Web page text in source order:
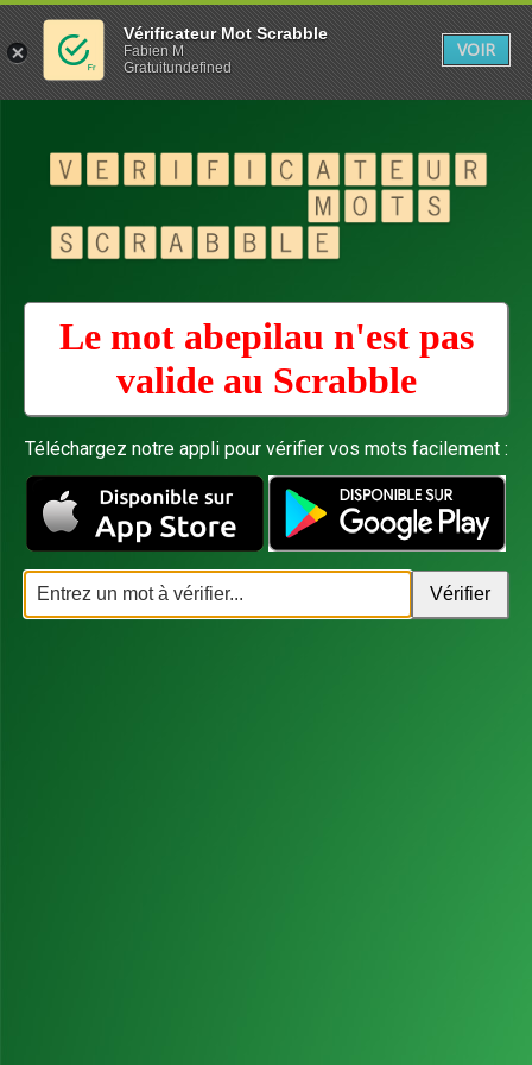
Le mot abepilau n'est pas
valide au Scrabble
Téléchargez notre appli pour vérifier vos mots facilement :
Vérificateur Mot Scrabble
Fabien M
Gratuitundefined
VOIR